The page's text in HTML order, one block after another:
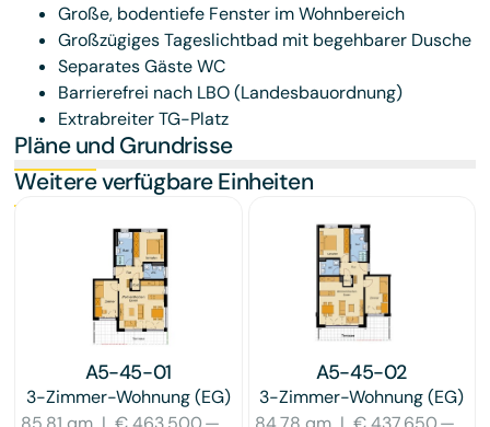
Große, bodentiefe Fenster im Wohnbereich
Großzügiges Tageslichtbad mit begehbarer Dusche
Separates Gäste WC
Barrierefrei nach LBO (Landesbauordnung)
Extrabreiter TG-Platz
Pläne und Grundrisse
Weitere verfügbare Einheiten
A5-45-01
3-Zimmer-Wohnung(EG)
A5-45-02
3-Zimmer-Wohnung(EG)